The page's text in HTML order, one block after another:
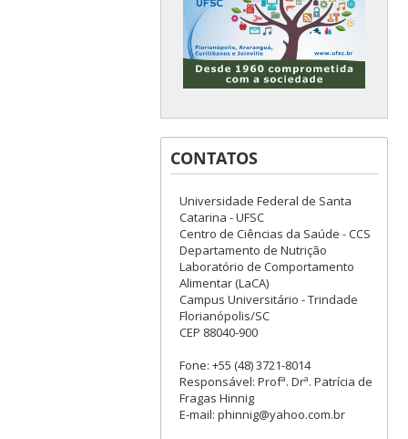
CONTATOS
Universidade Federal de Santa
Catarina - UFSC
Centro de Ciências da Saúde - CCS
Departamento de Nutrição
Laboratório de Comportamento
Alimentar (LaCA)
Campus Universitário - Trindade
Florianópolis/SC
CEP 88040-900
Fone: +55 (48) 3721-8014
Responsável: Profª. Drª. Patrícia de
Fragas Hinnig
E-mail: phinnig@yahoo.com.br